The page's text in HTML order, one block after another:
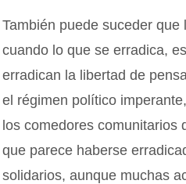
También puede suceder
cuando lo que se erradica,
erradican la libertad de
el régimen político
los comedores comunitarios
que parece haberse
solidarios, aunque muchas